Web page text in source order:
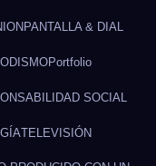
PANTALLA & DIAL
Portfolio
SOCIAL
TELEVISIÓN